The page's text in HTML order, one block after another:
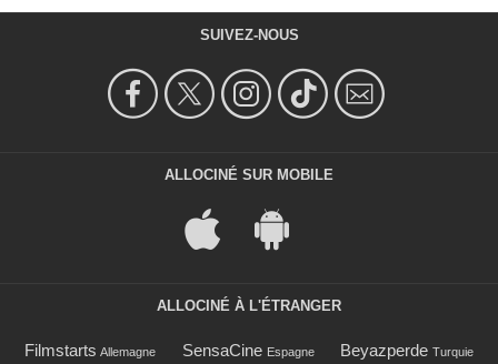
SUIVEZ-NOUS
ALLOCINÉ SUR MOBILE
ALLOCINÉ À L'ÉTRANGER
Filmstarts Allemagne SensaCine Espagne Beyazperde Turquie